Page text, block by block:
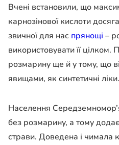
Вчені встановили, що
карнозінової кислоти
звичної для нас прянощі –
використовувати її
розмарину ще й у тому, що
явищами, як синтетичні ліки.
Населення
без розмарину, а тому
страви. Доведена і чимала